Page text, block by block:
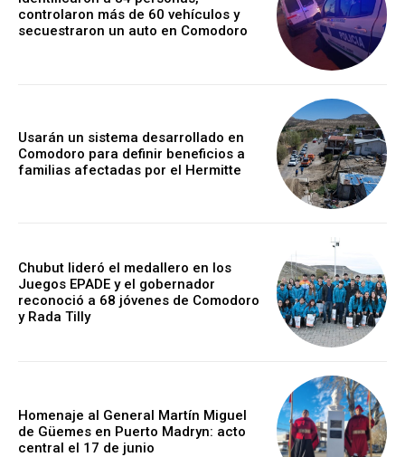
controlaron más de 60 vehículos y
secuestraron un auto en Comodoro
Usarán un sistema desarrollado en
Comodoro para definir beneficios a
familias afectadas por el Hermitte
Chubut lideró el medallero en los
Juegos EPADE y el gobernador
reconoció a 68 jóvenes de Comodoro
y Rada Tilly
Homenaje al General Martín Miguel
de Güemes en Puerto Madryn: acto
central el 17 de junio